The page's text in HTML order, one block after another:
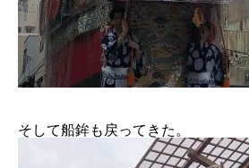
そして船鉾も戻ってきた。